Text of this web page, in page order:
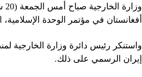
أفغانستان في مؤتمر الوحدة
واستنكر رئيس دائرة وزارة الخارجية
إيران الرسمي على ذلك.